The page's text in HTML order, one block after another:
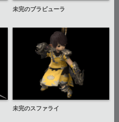
未完のブラビューラ
未完のスファライ